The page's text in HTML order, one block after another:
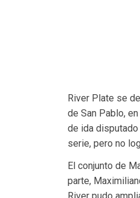
River Plate se
de San Pablo,
de ida
serie, pero no
El conjunto de
parte,